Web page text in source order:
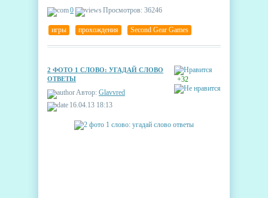
очень интересная словесная игра, в которую с
удовольствием играет большое количество
владельцев андроид устройств - что называется, и
стар, и млад.
0 Просмотров: 36246
игры прохождения Second Gear Games
+32
2 ФОТО 1 СЛОВО: УГАДАЙ СЛОВО
ОТВЕТЫ
Автор: Glavvred
16.04.13 18:13